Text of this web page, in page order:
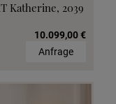
Katherine, 2039
10.099,00 €
Anfrage